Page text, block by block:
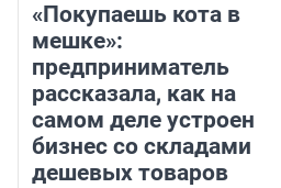
«Покупаешь кота в
мешке»:
предприниматель
рассказала, как на
самом деле устроен
бизнес со складами
дешевых товаров